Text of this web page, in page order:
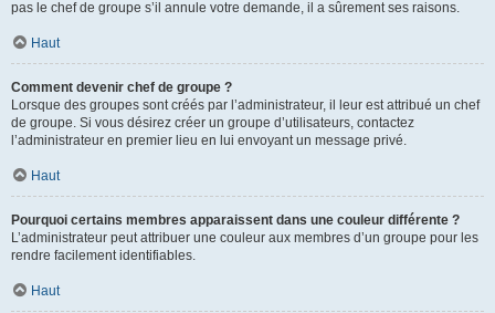
pas le chef de groupe s’il annule votre demande, il a sûrement ses raisons.
Haut
Comment devenir chef de groupe ?
Lorsque des groupes sont créés par l’administrateur, il leur est attribué un chef
de groupe. Si vous désirez créer un groupe d’utilisateurs, contactez
l’administrateur en premier lieu en lui envoyant un message privé.
Haut
Pourquoi certains membres apparaissent dans une couleur différente ?
L’administrateur peut attribuer une couleur aux membres d’un groupe pour les
rendre facilement identifiables.
Haut